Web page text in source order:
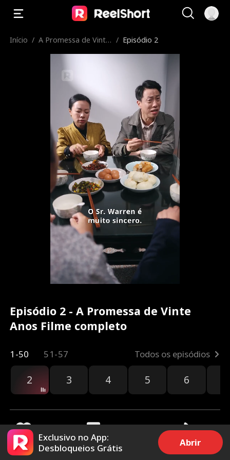
Início / A Promessa de Vinte
/ Episódio 2
Episódio 2 - A Promessa de Vinte
Anos Filme completo
1-50 51-57 Todos os episódios
2 3 4 5 6
1.5k 3.5k Compartilhar
Exclusivo no App:
Desbloqueios Grátis
Abrir